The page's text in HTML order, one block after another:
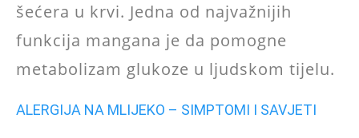
šećera u krvi. Jedna od najvažnijih
funkcija mangana je da pomogne
metabolizam glukoze u ljudskom tijelu.
ALERGIJA NA MLIJEKO – SIMPTOMI I SAVJETI